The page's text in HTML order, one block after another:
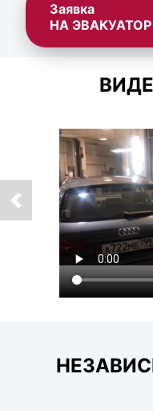
Заявка
НА ЭВАКУАТОР